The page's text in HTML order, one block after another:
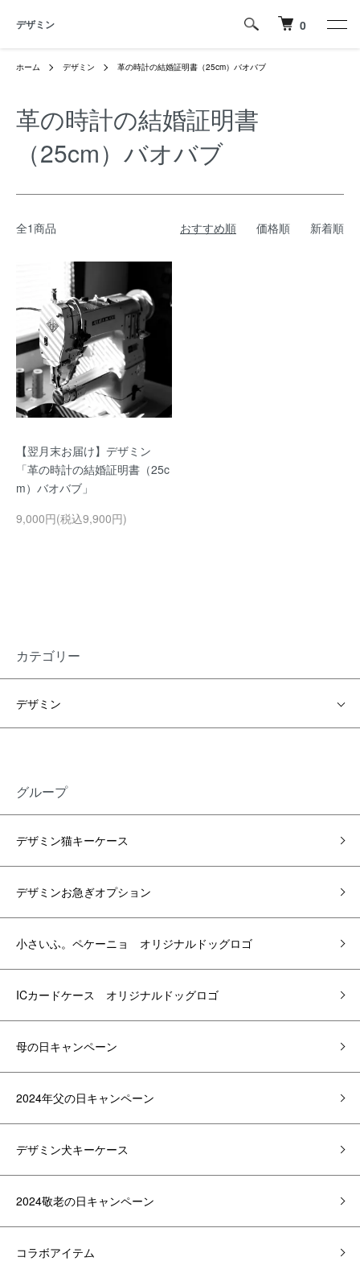
デザミン 0
ホーム デザミン 革の時計の結婚証明書（25cm）バオバブ
革の時計の結婚証明書
（25cm）バオバブ
全1商品 おすすめ順 価格順 新着順
【翌月末お届け】デザミン
「革の時計の結婚証明書（25c
m）バオバブ」
9,000円(税込9,900円)
カテゴリー
デザミン
グループ
デザミン猫キーケース
デザミンお急ぎオプション
小さいふ。ペケーニョ オリジナルドッグロゴ
ICカードケース オリジナルドッグロゴ
母の日キャンペーン
2024年父の日キャンペーン
デザミン犬キーケース
2024敬老の日キャンペーン
コラボアイテム